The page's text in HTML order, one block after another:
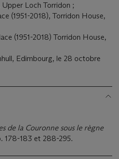
Loch Torridon ;
(1951-2018), Torridon House,
(1951-2018) Torridon House,
Edimbourg, le 28 octobre
de la Couronne sous le règne
178-183 et 288-295.